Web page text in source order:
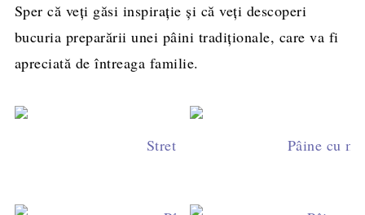
Sper că veți găsi inspirație și că veți descoperi
bucuria preparării unei pâini tradiționale, care va fi
apreciată de întreaga familie.
Stretch & fold - tehnica pentru
Pâine cu